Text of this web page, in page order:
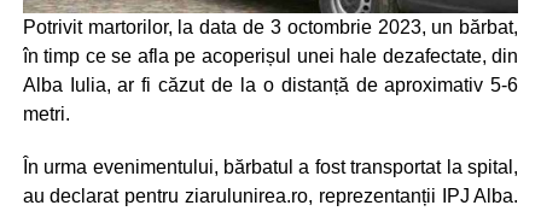
Potrivit martorilor, la data de 3 octombrie 2023, un bărbat,
în timp ce se afla pe acoperișul unei hale dezafectate, din
Alba Iulia, ar fi căzut de la o distanță de aproximativ 5-6
metri.
În urma evenimentului, bărbatul a fost transportat la spital,
au declarat pentru ziarulunirea.ro, reprezentanții IPJ Alba.